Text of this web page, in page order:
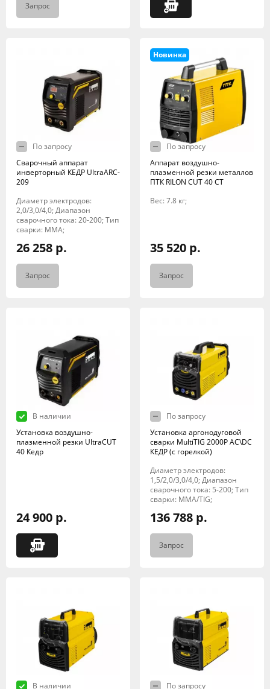
Запрос
По запросу
Сварочный аппарат
инверторный КЕДР UltraARC-
209
Диаметр электродов:
2,0/3,0/4,0; Диапазон
сварочного тока: 20-200; Тип
сварки: MMA;
26 258 р.
Запрос
Новинка
По запросу
Аппарат воздушно-
плазменной резки металлов
ПТК RILON CUT 40 СT
Вес: 7.8 кг;
35 520 р.
Запрос
В наличии
Установка воздушно-
плазменной резки UltraCUT
40 Кедр
24 900 р.
По запросу
Установка аргонодуговой
сварки MultiTIG 2000P AC\DC
КЕДР (с горелкой)
Диаметр электродов:
1,5/2,0/3,0/4,0; Диапазон
сварочного тока: 5-200; Тип
сварки: MMA/TIG;
136 788 р.
Запрос
В наличии По запросу